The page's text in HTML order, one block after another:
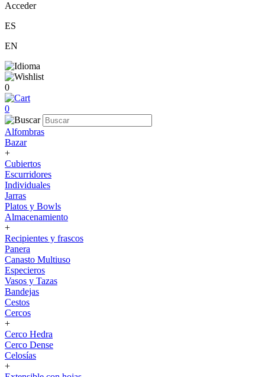
Acceder
ES
EN
0
0
Alfombras
Bazar
+
Cubiertos
Escurridores
Individuales
Jarras
Platos y Bowls
Almacenamiento
+
Recipientes y frascos
Panera
Canasto Multiuso
Especieros
Vasos y Tazas
Bandejas
Cestos
Cercos
+
Cerco Hedra
Cerco Dense
Celosías
+